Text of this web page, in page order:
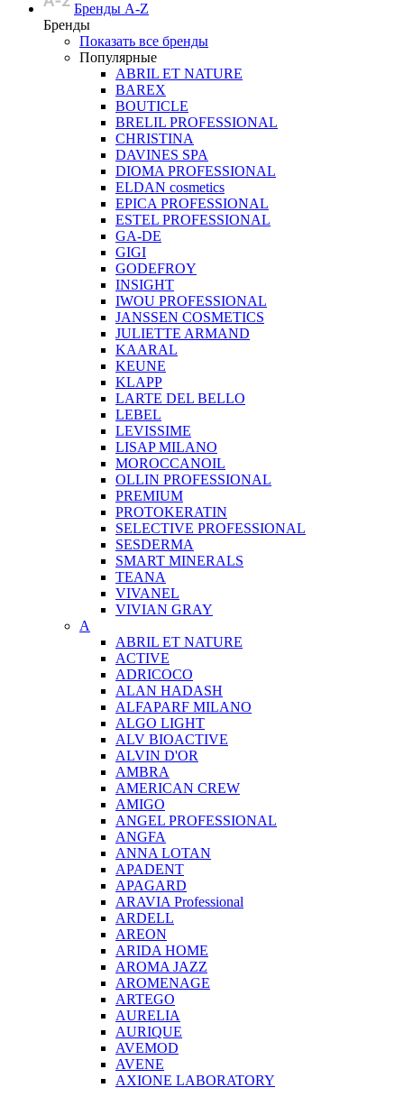
Бренды A-Z
Бренды
Показать все бренды
Популярные
ABRIL ET NATURE
BAREX
BOUTICLE
BRELIL PROFESSIONAL
CHRISTINA
DAVINES SPA
DIOMA PROFESSIONAL
ELDAN cosmetics
EPICA PROFESSIONAL
ESTEL PROFESSIONAL
GA-DE
GIGI
GODEFROY
INSIGHT
IWOU PROFESSIONAL
JANSSEN COSMETICS
JULIETTE ARMAND
KAARAL
KEUNE
KLAPP
LARTE DEL BELLO
LEBEL
LEVISSIME
LISAP MILANO
MOROCCANOIL
OLLIN PROFESSIONAL
PREMIUM
PROTOKERATIN
SELECTIVE PROFESSIONAL
SESDERMA
SMART MINERALS
TEANA
VIVANEL
VIVIAN GRAY
A
ABRIL ET NATURE
ACTIVE
ADRICOCO
ALAN HADASH
ALFAPARF MILANO
ALGO LIGHT
ALV BIOACTIVE
ALVIN D'OR
AMBRA
AMERICAN CREW
AMIGO
ANGEL PROFESSIONAL
ANGFA
ANNA LOTAN
APADENT
APAGARD
ARAVIA Professional
ARDELL
AREON
ARIDA HOME
AROMA JAZZ
AROMENAGE
ARTEGO
AURELIA
AURIQUE
AVEMOD
AVENE
AXIONE LABORATORY